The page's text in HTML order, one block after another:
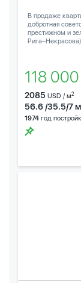
В продаже
добротная
престижном и
118
2085 USD / м2
56.6 /35.5/7 м
1974 год